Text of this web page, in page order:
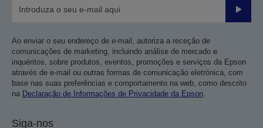
Enviar
Ao enviar o seu endereço de e-mail, autoriza a receção de
comunicações de marketing, incluindo análise de mercado e
inquéritos, sobre produtos, eventos, promoções e serviços da Epson
através de e-mail ou outras formas de comunicação eletrónica, com
base nas suas preferências e comportamento na web, como descrito
na Declaração de Informações de Privacidade da Epson
Siga-nos